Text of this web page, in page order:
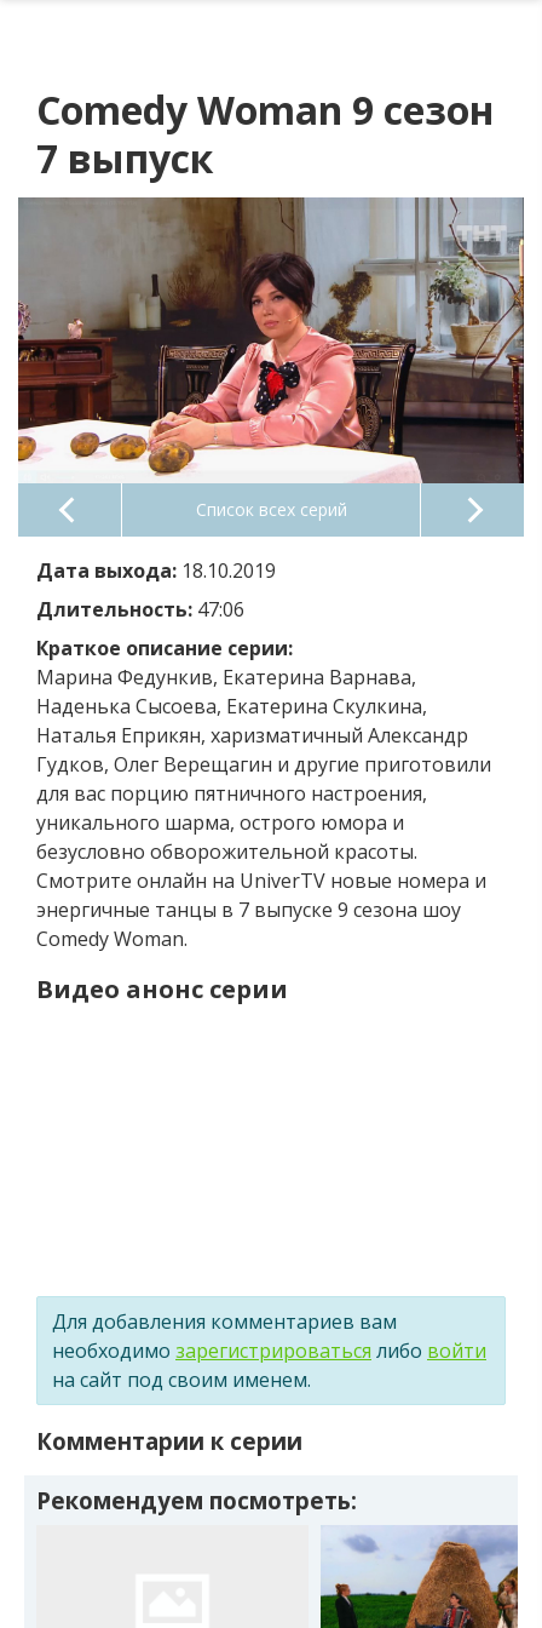
Comedy Woman 9 сезон
7 выпуск
Список всех серий
Дата выхода: 18.10.2019
Длительность: 47:06
Краткое описание серии:
Марина Федункив, Екатерина Варнава,
Наденька Сысоева, Екатерина Скулкина,
Наталья Еприкян, харизматичный Александр
Гудков, Олег Верещагин и другие приготовили
для вас порцию пятничного настроения,
уникального шарма, острого юмора и
безусловно обворожительной красоты.
Смотрите онлайн на UniverTV новые номера и
энергичные танцы в 7 выпуске 9 сезона шоу
Comedy Woman.
Видео анонс серии
Для добавления комментариев вам
необходимо зарегистрироваться либо войти
на сайт под своим именем.
Комментарии к серии
Рекомендуем посмотреть: